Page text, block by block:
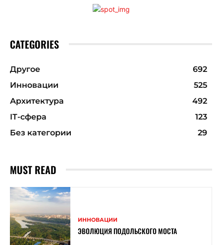
CATEGORIES
Другое
692
Инновации
525
Архитектура
492
ІТ-сфера
123
Без категории
29
MUST READ
ИННОВАЦИИ
ЭВОЛЮЦИЯ ПОДОЛЬСКОГО МОСТА